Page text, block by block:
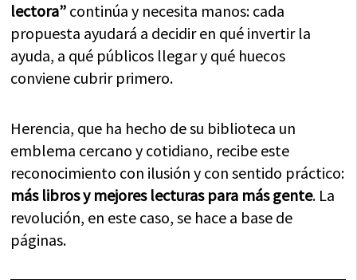
lectora” continúa y necesita manos: cada
propuesta ayudará a decidir en qué invertir la
ayuda, a qué públicos llegar y qué huecos
conviene cubrir primero.
Herencia, que ha hecho de su biblioteca un
emblema cercano y cotidiano, recibe este
reconocimiento con ilusión y con sentido práctico:
más libros y mejores lecturas para más gente. La
revolución, en este caso, se hace a base de
páginas.